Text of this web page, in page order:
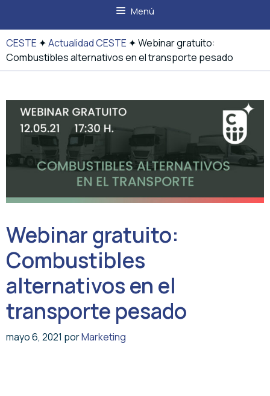
Menú
CESTE ✦Actualidad CESTE ✦Webinar gratuito:
Combustibles alternativos en el transporte pesado
Webinar gratuito:
Combustibles
alternativos en el
transporte pesado
mayo 6, 2021 porMarketing